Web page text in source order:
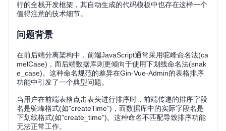
行的全栈开发框架，其自动生成的代码模板中也存在这样一个
值得注意的技术细节。
问题背景
在前后端分离架构中，前端JavaScript通常采用驼峰命名法(ca
melCase)，而后端数据库则更倾向于使用下划线命名法(snak
e_case)。这种命名规范的差异在Gin-Vue-Admin的表格排序
功能中引发了一个典型问题。
当用户在前端表格点击表头进行排序时，前端传递的排序字段
名是驼峰格式(如"createTime")，而数据库中的实际字段名是
下划线格式(如"create_time")。这种命名不匹配导致排序功能
无法正常工作。